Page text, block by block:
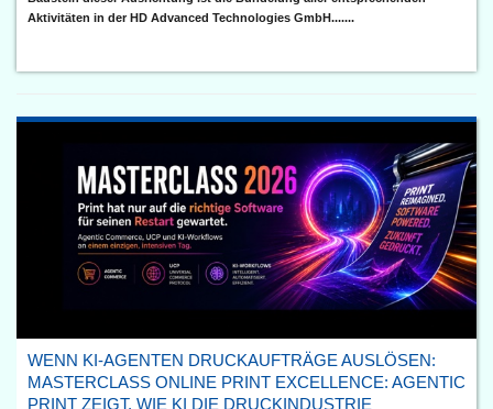
Aktivitäten in der HD Advanced Technologies GmbH.......
WENN KI-AGENTEN DRUCKAUFTRÄGE AUSLÖSEN:
MASTERCLASS ONLINE PRINT EXCELLENCE: AGENTIC
PRINT ZEIGT, WIE KI DIE DRUCKINDUSTRIE